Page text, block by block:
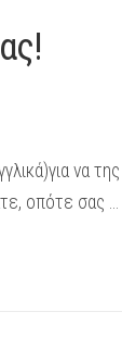
να
οπότε σας …